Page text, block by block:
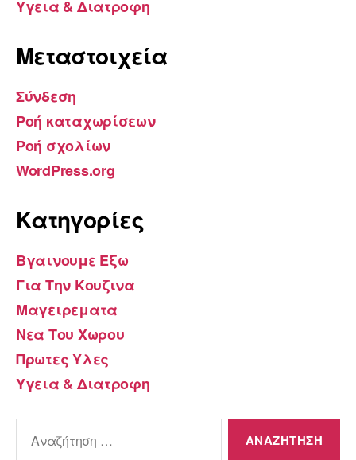
Υγεια & Διατροφη
Μεταστοιχεία
Σύνδεση
Ροή καταχωρίσεων
Ροή σχολίων
WordPress.org
Kατηγορίες
Βγαινουμε Εξω
Για Την Κουζινα
Μαγειρεματα
Νεα Του Χωρου
Πρωτες Υλες
Υγεια & Διατροφη
για: